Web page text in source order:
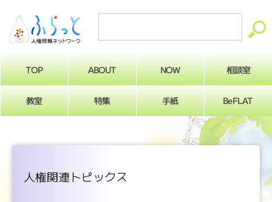
TOP ABOUT NOW 相談室
教室 特集 手紙 BeFLAT
人権関連トピックス